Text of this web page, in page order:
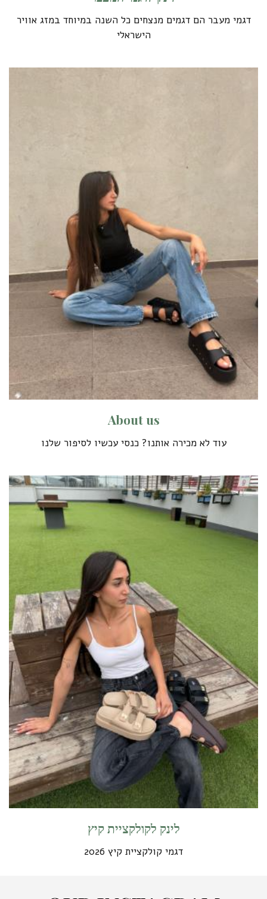
דגמי מעבר הם דגמים מנצחים כל השנה במיוחד במזג אוויר
הישראלי
About us
עוד לא מכירה אותנו? כנסי עכשיו לסיפור שלנו
לינק לקולקציית קיץ
דגמי קולקציית קיץ 2026